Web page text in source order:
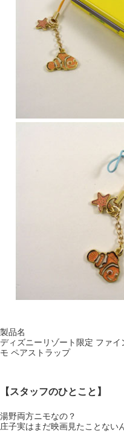
製品名
ディズニーリゾート限定 ファイ
モ ペアストラップ
【スタッフのひとこと】
湯野両方ニモなの？
庄子実はまだ映画見たことない